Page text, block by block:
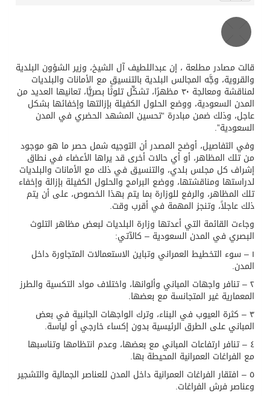
قالت مصادر مطلعة ، إن عبداللطيف آل الشيخ، وزير الشؤون البلدية
والقروية، وجَّه المجالس البلدية بالتنسيق مع الأمانات والبلديات
لمناقشة ومعالجة ٣٠ مظهرًا، تشكِّل تلوثًا بصريًّا، تعانيها العديد من
المدن السعودية، ووضع الحلول الكفيلة بإزالتها وإخفائها بشكل
عاجل، وذلك ضمن مبادرة “تحسين المشهد الحضري في المدن
السعودية”.
وفي التفاصيل، أوضح المصدر أن التوجيه شمل حصر ما هو موجود
من تلك المظاهر، أو أي حالات أخرى قد يراها الأعضاء في نطاق
إشراف كل مجلس بلدي، والتنسيق في ذلك مع الأمانات والبلديات
لدراستها ومناقشتها، ووضع البرامج والحلول الكفيلة بإزالة وإخفاء
تلك المظاهر، والرفع للوزارة بما يتم بهذا الخصوص، على أن يتم
ذلك عاجلاً، وتنجز المهمة في أقرب وقت.
وجاءت القائمة التي أعدتها وزارة البلديات لبعض مظاهر التلوث
البصري في المدن السعودية – كالآتي:
١ – سوء التخطيط العمراني وتباين الاستعمالات المتجاورة داخل
المدن.
٢ – تنافر واجهات المباني وألوانها، واختلاف مواد التكسية والطرز
المعمارية غير المتجانسة مع بعضها.
٣ – كثرة العيوب في البناء، وترك الواجهات الجانبية في بعض
المباني على الطرق الرئيسية بدون إكساء خارجي أو لياسة.
٤ – تنافر ارتفاعات المباني مع بعضها، وعدم انتظامها وتناسبها
مع الفراغات العمرانية المحيطة بها.
٥ – افتقار الفراغات العمرانية داخل المدن للعناصر الجمالية والتشجير
وعناصر فرش الفراغات.